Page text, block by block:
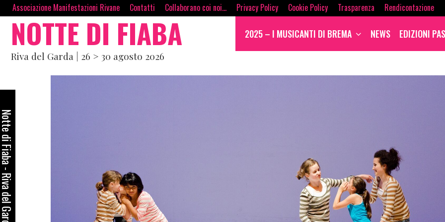
contenuto
Skip
to
content
Associazione Manifestazioni Rivane Contatti Collaborano coi noi… Privacy Policy Cookie Policy Trasparenza Rendicontazione
NOTTE DI FIABA
Riva del Garda | 26 > 30 agosto 2026
2025 – I MUSICANTI DI BREMA NEWS EDIZIONI
del Garda